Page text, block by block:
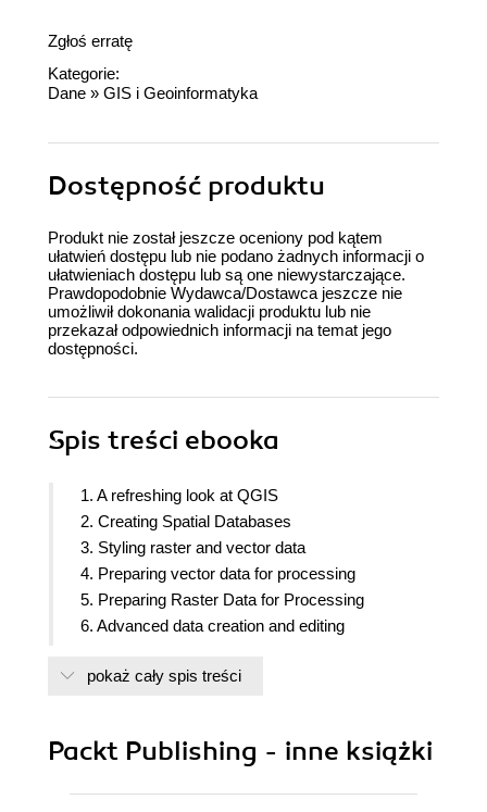
Zgłoś erratę
Kategorie:
Dane » GIS i Geoinformatyka
Dostępność produktu
Produkt nie został jeszcze oceniony pod kątem
ułatwień dostępu lub nie podano żadnych informacji o
ułatwieniach dostępu lub są one niewystarczające.
Prawdopodobnie Wydawca/Dostawca jeszcze nie
umożliwił dokonania walidacji produktu lub nie
przekazał odpowiednich informacji na temat jego
dostępności.
Spis treści ebooka
1. A refreshing look at QGIS
2. Creating Spatial Databases
3. Styling raster and vector data
4. Preparing vector data for processing
5. Preparing Raster Data for Processing
6. Advanced data creation and editing
8. Automating workflows with the graphical
10. Python Analysis Scripting with QGIS
pokaż cały spis treści
Packt Publishing - inne książki